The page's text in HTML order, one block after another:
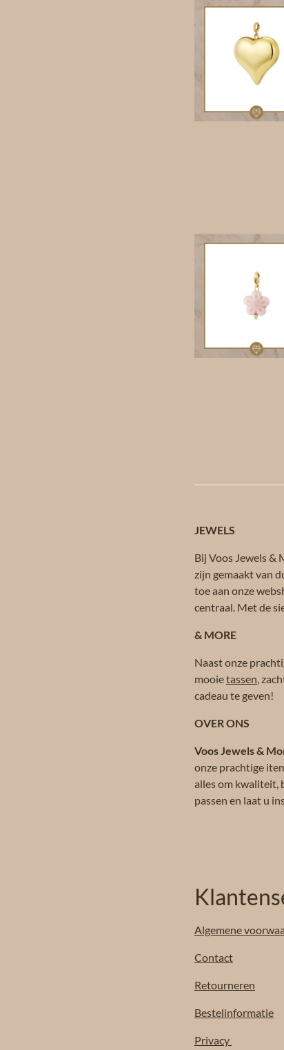
JEWELS
Bij Voos Jewels &
zijn gemaakt van
toe aan onze
centraal. Met de
& MORE
Naast onze
mooietassen,
cadeau te geven!
OVER ONS
Voos Jewels &
onze prachtige
alles om kwaliteit,
passen en laat u
Algemene
Contact
Retourneren
Bestelinformatie
Privacy